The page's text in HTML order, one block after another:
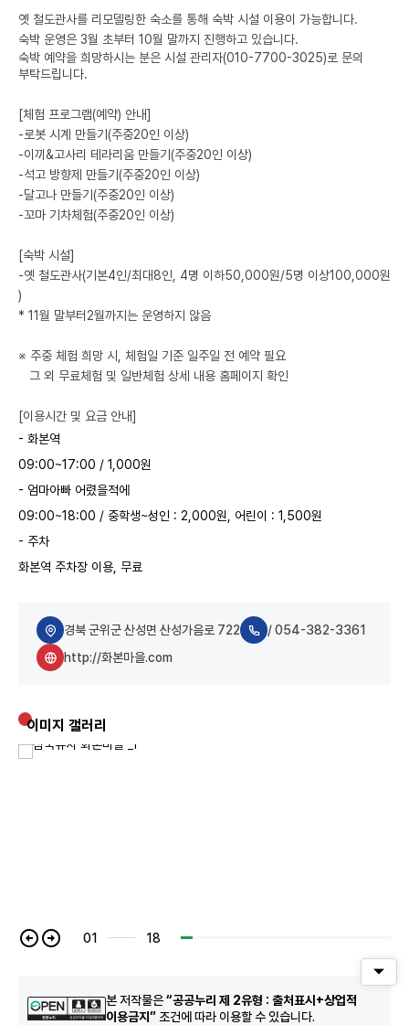
옛 철도관사를 리모델링한 숙소를 통해 숙박 시설 이용이 가능합니다.
숙박 운영은 3월 초부터 10월 말까지 진행하고 있습니다.
숙박 예약을 희망하시는 분은 시설 관리자(010-7700-3025)로 문의
부탁드립니다.
[체험 프로그램(예약) 안내]
-로봇 시계 만들기 (주중20인 이상)
-이끼 &고사리 테라리움 만들기 (주중20인 이상)
-석고 방향제 만들기 (주중20인 이상)
-달고나 만들기 (주중20인 이상)
-꼬마 기차체험(주중20인 이상)
[숙박 시설]
-옛 철도관사(기본4인/최대8인 , 4명 이하50,000원/5명 이상100,000원
)
* 11월 말부터 2월까지는 운영하지 않음
※ 주중 체험 희망 시, 체험일 기준 일주일 전 예약 필요
그 외 무료체험 및 일반체험 상세 내용 홈페이지 확인
[이용시간 및 요금 안내]
- 화본역
09:00~17:00 / 1,000원
- 엄마아빠 어렸을적에
09:00~18:00 / 중학생~성인 : 2,000원, 어린이 : 1,500원
- 주차
화본역 주차장 이용, 무료
경북 군위군 산성면 산성가음로 722
/ 054-382-3361
http://화본마을.com
이미지 갤러리
01 18
본 저작물은“공공누리 제 2유형 : 출처표시+상업적
이용금지” 조건에 따라 이용할 수 있습니다.
퀵메